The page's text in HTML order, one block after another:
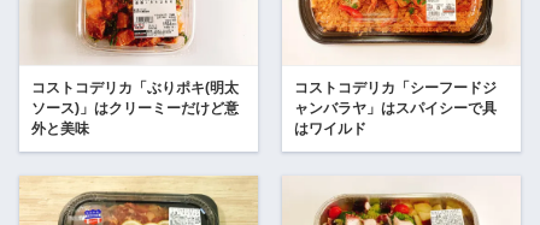
コストコデリカ「ぶりポキ(明太
ソース)」はクリーミーだけど意
外と美味
コストコデリカ「シーフードジ
ャンバラヤ」はスパイシーで具
はワイルド